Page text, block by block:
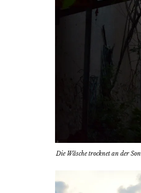
Die Wäsche trocknet an der